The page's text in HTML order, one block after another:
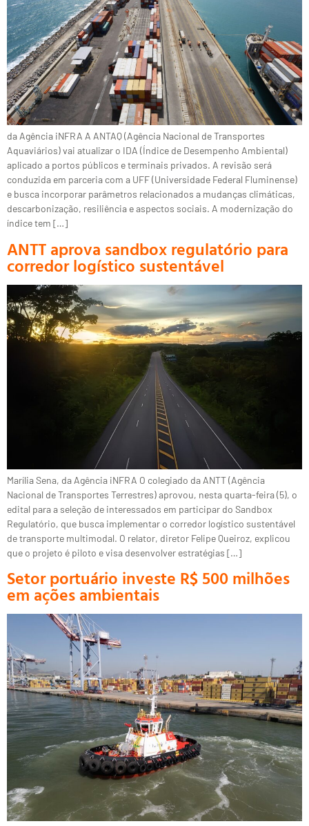
da Agência iNFRA A ANTAQ (Agência Nacional de Transportes
Aquaviários) vai atualizar o IDA (Índice de Desempenho Ambiental)
aplicado a portos públicos e terminais privados. A revisão será
conduzida em parceria com a UFF (Universidade Federal Fluminense)
e busca incorporar parâmetros relacionados a mudanças climáticas,
descarbonização, resiliência e aspectos sociais. A modernização do
índice tem […]
ANTT aprova sandbox regulatório para
corredor logístico sustentável
Marília Sena, da Agência iNFRA O colegiado da ANTT (Agência
Nacional de Transportes Terrestres) aprovou, nesta quarta-feira (5), o
edital para a seleção de interessados em participar do Sandbox
Regulatório, que busca implementar o corredor logístico sustentável
de transporte multimodal. O relator, diretor Felipe Queiroz, explicou
que o projeto é piloto e visa desenvolver estratégias […]
Setor portuário investe R$ 500 milhões
em ações ambientais